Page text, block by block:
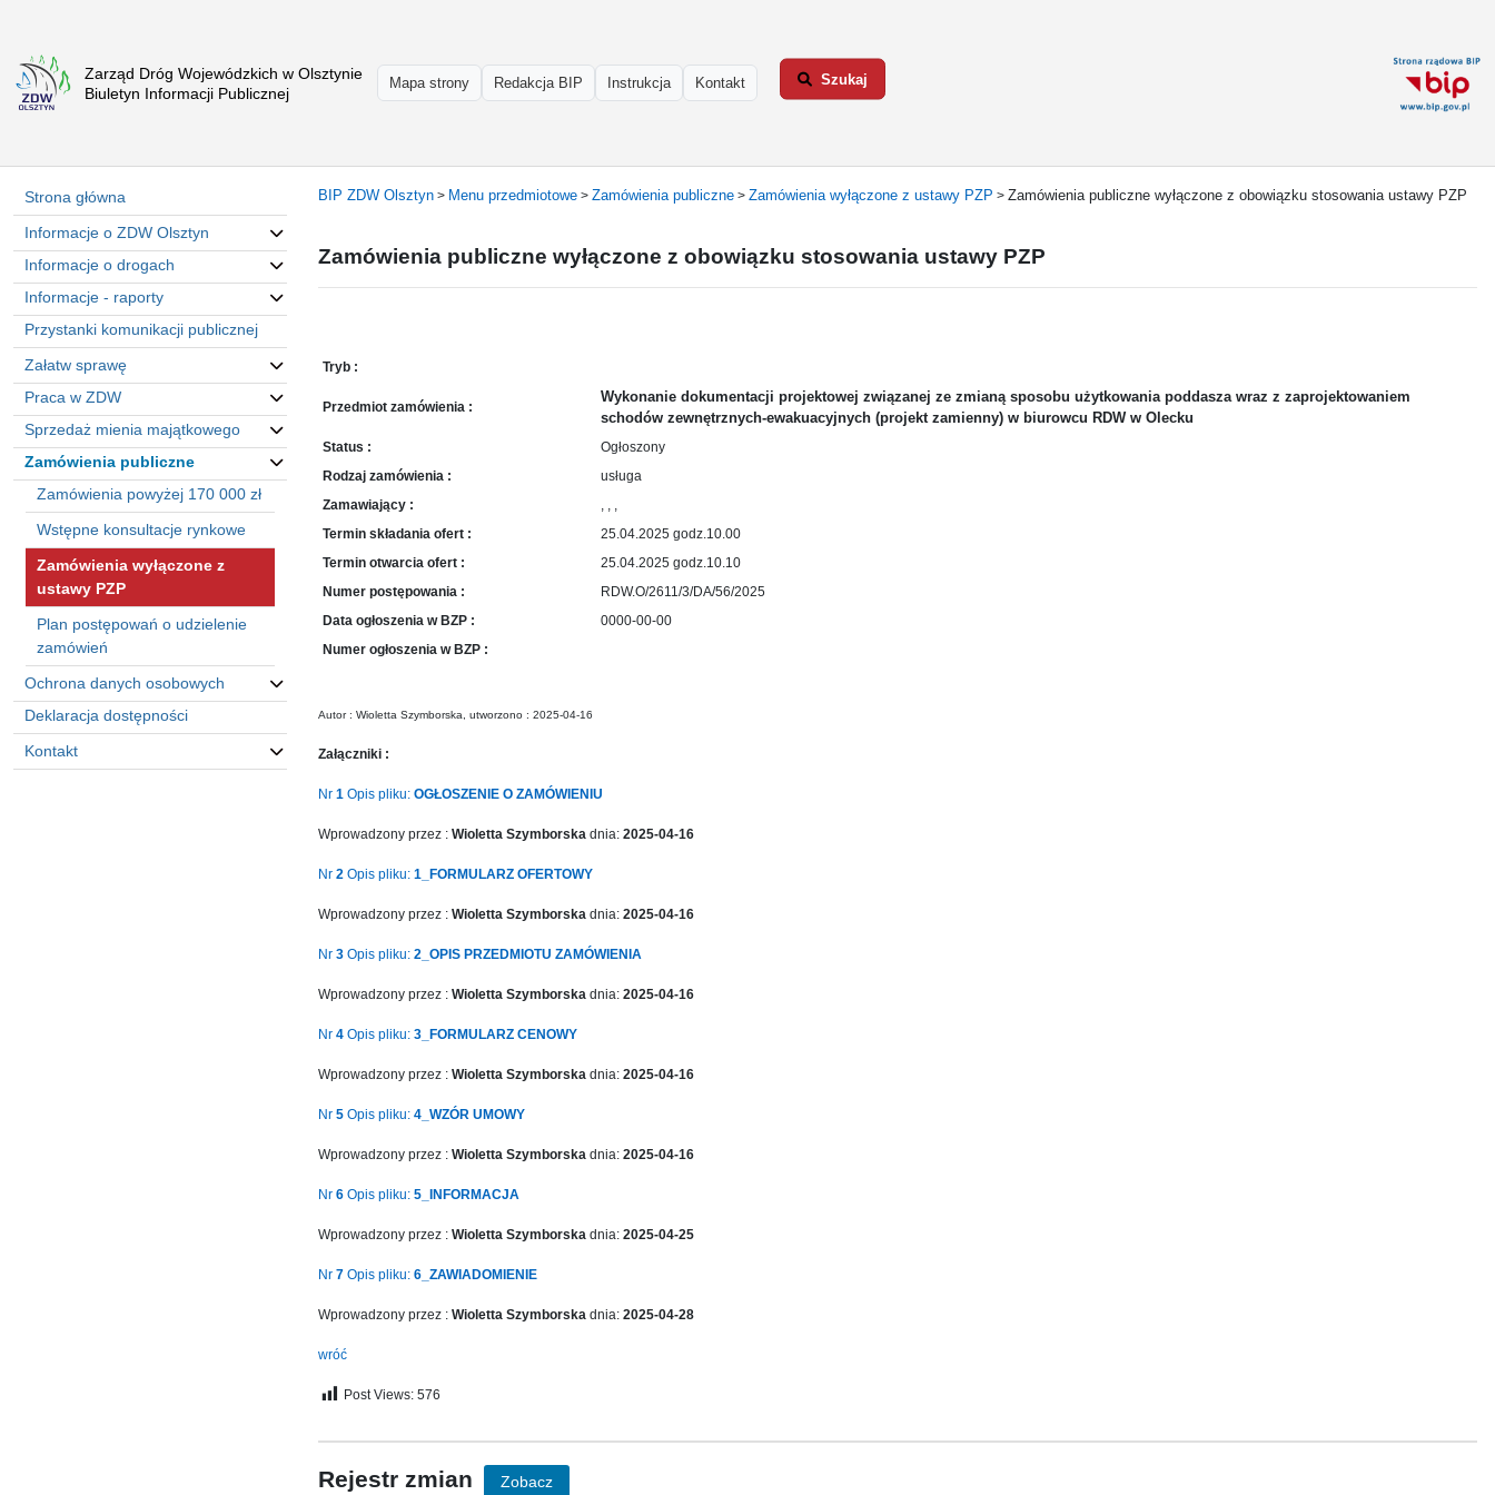
Zarząd Dróg Wojewódzkich w Olsztynie
Biuletyn Informacji Publicznej
Mapa strony Redakcja BIP Instrukcja Kontakt Szukaj
Strona
główna
Olsztyn
Informacje
o
drogach
Informacje
-
raporty
Przystanki
komunikacji
publicznej
Załatw
sprawę
Praca
Sprzedaż
mienia
majątkowego
Zamówienia
publiczne
Ochrona
danych
Strona główna
Informacje o ZDW Olsztyn
Informacje o drogach
Informacje - raporty
Przystanki komunikacji publicznej
Załatw sprawę
Praca w ZDW
Sprzedaż mienia majątkowego
Zamówienia publiczne
Zamówienia powyżej 170 000 zł
Wstępne konsultacje rynkowe
Zamówienia wyłączone z
ustawy PZP
Plan postępowań o udzielenie
zamówień
Ochrona danych osobowych
Deklaracja dostępności
Kontakt
BIP ZDW Olsztyn > Menu przedmiotowe > Zamówienia publiczne > Zamówienia wyłączone z ustawy PZP > Zamówienia publiczne wyłączone z obowiązku stosowania ustawy PZP
Zamówienia publiczne wyłączone z obowiązku stosowania ustawy PZP
Tryb :
Przedmiot zamówienia :
Wykonanie dokumentacji projektowej związanej ze zmianą sposobu użytkowania poddasza wraz z zaprojektowaniem
schodów zewnętrznych-ewakuacyjnych (projekt zamienny) w biurowcu RDW w Olecku
Status :
Ogłoszony
Rodzaj zamówienia :
usługa
Zamawiający :
, , ,
Termin składania ofert :
25.04.2025 godz.10.00
Termin otwarcia ofert :
25.04.2025 godz.10.10
Numer postępowania :
RDW.O/2611/3/DA/56/2025
Data ogłoszenia w BZP :
0000-00-00
Numer ogłoszenia w BZP :
Autor : Wioletta Szymborska, utworzono : 2025-04-16
Załączniki :
Nr 1 Opis pliku: OGŁOSZENIE O ZAMÓWIENIU
Wprowadzony przez : Wioletta Szymborska dnia: 2025-04-16
Nr 2 Opis pliku: 1_FORMULARZ OFERTOWY
Wprowadzony przez : Wioletta Szymborska dnia: 2025-04-16
Nr 3 Opis pliku: 2_OPIS PRZEDMIOTU ZAMÓWIENIA
Wprowadzony przez : Wioletta Szymborska dnia: 2025-04-16
Nr 4 Opis pliku: 3_FORMULARZ CENOWY
Wprowadzony przez : Wioletta Szymborska dnia: 2025-04-16
Nr 5 Opis pliku: 4_WZÓR UMOWY
Wprowadzony przez : Wioletta Szymborska dnia: 2025-04-16
Nr 6 Opis pliku: 5_INFORMACJA
Wprowadzony przez : Wioletta Szymborska dnia: 2025-04-25
Nr 7 Opis pliku: 6_ZAWIADOMIENIE
Wprowadzony przez : Wioletta Szymborska dnia: 2025-04-28
wróć
Post Views: 576
Rejestr zmian Zobacz